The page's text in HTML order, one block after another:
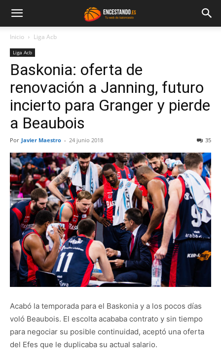
Inicio Liga Acb
Liga Acb
Baskonia: oferta de
renovación a Janning, futuro
incierto para Granger y pierde
a Beaubois
Por Javier Maestro - 24 junio 2018 35
Acabó la temporada para el Baskonia y a los pocos días
voló Beaubois. El escolta acababa contrato y sin tiempo
para negociar su posible continuidad, aceptó una oferta
del Efes que le duplicaba su actual salario.